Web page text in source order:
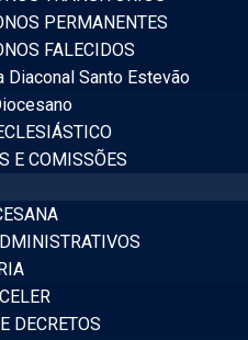
PERMANENTES
FALECIDOS
Diaconal Santo Estevão
E COMISSÕES
DECRETOS